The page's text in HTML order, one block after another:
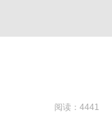
阅读：4441